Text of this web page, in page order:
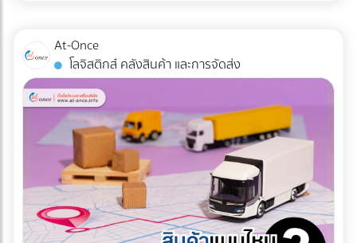
งาน ระบบระบายน้ำใต้ดิน (Subsurface Drainage): วางท่อเจาะรู
ใต้ดินเพื่อลดระดับน้ำใต้ดิน ป้องกันดินอ่อนตัว บ่อพักน้ำและปั๊ม
น้ำ (Retention Ponds & Pump Stations): สร้างบ่อพักน้ำ
ชั่วคราวในจุดที่ต่ำที่สุด และใช้ปั๊มน้ำบาดาลหรือเครื่องสูบน้ำขนาด
ใหญ่ สูบน้ำออกสู่แหล่งน้ำสาธารณะอย่างรวดเร็ว ผลลัพธ์ที่ได้
และคำแนะนำสำหรับ Site Manager จากการวางระบบระบายน้ำ
อย่างรัดกุม โครงการสามารถดำเนินงานต่อได้ 100% ตลอดฤดู
ฝน อายุการใช้งานของเครื่องจักรไม่สั้นลง และไม่มีค่าซ่อมบำรุง
ฉุกเฉิน สรุป 3 ข้อแนะนำก่อนเริ่มงาน: 1. เช็กประวัติน้ำท่วมย้อน
หลัง 2. เตรียมเนินดินหรือพื้นที่สูงสำหรับจอดเครื่องจักรหลังเลิก
งาน 3. จัดทำแผนฉุกเฉินในการอพยพเครื่องจักร กำลังเตรียม
และเสียต้นทุน ในปี 2026 AI ตรวจสอบคุณภาพ และ Machine
Learning โรงงาน ได้เข้ามาปฏิวัติเครื่องตรวจจับสิ่งแปลกปลอม
ไปสู่ยุคใหม่ที่แม่นยำกว่าเดิมเพื่อแก้ปัญหา False Reject อย่าง
จริงจัง ซึ่งถือเป็นมาตรฐานใหม่ที่โรงงานอาหารในไทยต้องเริ่ม
ปรับตัวตามแนวทางสากลนี้ Machine Learning เปลี่ยนการ
ทำงานของเครื่อง X-ray อย่างไร? เทคโนโลยี X-ray
อุตสาหกรรมอาหาร 2026 ใช้ระบบ AI ในการทำ Anomaly
Detection (การตรวจจับความผิดปกติ) แทนที่จะตั้งค่าความหนา
แน่นแบบตายตัว AI จะเรียนรู้ภาพของอาหารที่สมบูรณ์แบบนับ
หมื่นภาพ เมื่อเจอสิ่งผิดปกติที่ซ่อนอยู่ในพื้นผิวที่ซับซ้อน (เช่น
At-Once
โลจิสติกส์ คลังสินค้า และการจัดส่ง